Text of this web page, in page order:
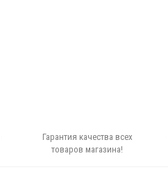
Гарантия качества всех
товаров магазина!